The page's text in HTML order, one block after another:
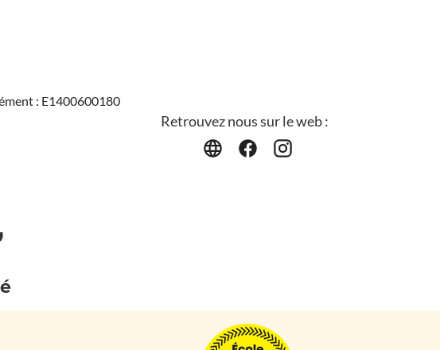
: E1400600180
Retrouvez nous sur le web :